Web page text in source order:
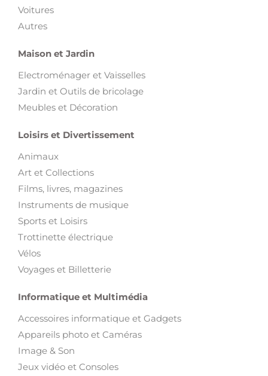
Voitures
Autres
Maison et Jardin
Electroménager et Vaisselles
Jardin et Outils de bricolage
Meubles et Décoration
Loisirs et Divertissement
Animaux
Art et Collections
Films, livres, magazines
Instruments de musique
Sports et Loisirs
Trottinette électrique
Vélos
Voyages et Billetterie
Informatique et Multimédia
Accessoires informatique et Gadgets
Appareils photo et Caméras
Image & Son
Jeux vidéo et Consoles